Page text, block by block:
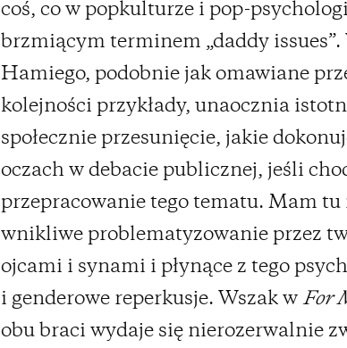
coś, co w popkulturze i pop-
brzmiącym terminem „daddy
Hamiego, podobnie jak omawiane
kolejności przykłady, unaocznia
społecznie przesunięcie, jakie
oczach w debacie publicznej, jeśli
przepracowanie tego tematu. Mam
wnikliwe problematyzowanie przez
ojcami i synami i płynące z tego
i genderowe reperkusje. Wszak w For
obu braci wydaje się nierozerwalnie